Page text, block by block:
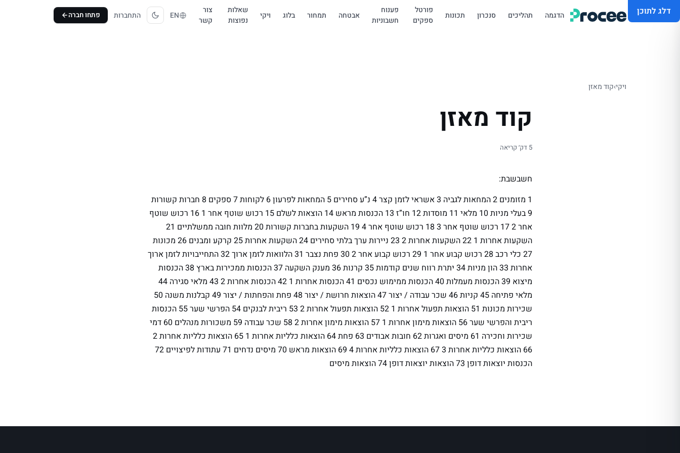
דלג לתוכן הדגמה תהליכים סנכרון תכונות
פורטל
ספקים
פענוח
חשבוניות
אבטחה תמחור בלוג ויקי
שאלות
נפוצות
צור
קשר
EN התחברות פתחו חברה
ויקי›קוד מאזן
קוד מאזן
5 דק׳ קריאה
חשבשבת:
1 מזומנים 2 המחאות לגביה 3 אשראי לזמן קצר 4 נ”ע סחירים 5 המחאות לפרעון 6 לקוחות 7 ספקים 8 חברות קשורות
9 בעלי מניות 10 מלאי 11 מוסדות 12 חו”ז 13 הכנסות מראש 14 הוצאות לשלם 15 רכוש שוטף אחר 1 16 רכוש שוטף
אחר 2 17 רכוש שוטף אחר 3 18 רכוש שוטף אחר 4 19 השקעות בחברות קשורות 20 מלוות חובה ממשלתיים 21
השקעות אחרות 1 22 השקעות אחרות 2 23 ניירות ערך בלתי סחירים 24 השקעות אחרות 25 קרקע ומבנים 26 מכונות
27 כלי רכב 28 רכוש קבוע אחר 1 29 רכוש קבוע אחר 2 30 פחת נצבר 31 הלוואות לזמן ארוך 32 התחייבויות לזמן ארוך
אחרות 33 הון מניות 34 יתרת רווח שנים קודמות 35 קרנות 36 מענק השקעה 37 הכנסות ממכירות בארץ 38 הכנסות
מיצוא 39 הכנסות מעמלות 40 הכנסות ממימוש נכסים 41 הכנסות אחרות 1 42 הכנסות אחרות 2 43 מלאי סגירה 44
מלאי פתיחה 45 קניות 46 שכר עבודה / יצור 47 הוצאות חרושת / יצור 48 פחת והפחתות / יצור 49 קבלנות משנה 50
שכירות מכונות 51 הוצאות תפעול אחרות 1 52 הוצאות תפעול אחרות 2 53 ריבית לבנקים 54 הפרשי שער 55 הכנסות
ריבית והפרשי שער 56 הוצאות מימון אחרות 1 57 הוצאות מימון אחרות 2 58 שכר עבודה 59 משכורות מנהלים 60 דמי
שכירות וחכירה 61 מיסים ואגרות 62 חובות אבודים 63 פחת 64 הוצאות כלליות אחרות 1 65 הוצאות כלליות אחרות 2
66 הוצאות כלליות אחרות 3 67 הוצאות כלליות אחרות 4 69 הוצאות מראש 70 מיסים נדחים 71 עתודות לפיצויים 72
הכנסות יוצאות דופן 73 הוצאות יוצאות דופן 74 הוצאות מיסים